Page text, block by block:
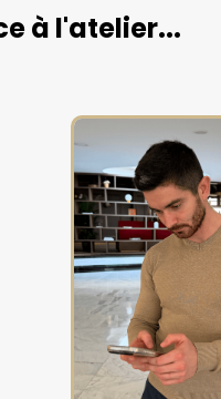
à l'atelier...